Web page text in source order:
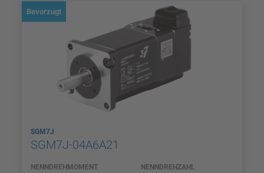
Bevorzugt
SGM7J
SGM7J-04A6A21
NENNDREHMOMENT NENNDREHZAHL